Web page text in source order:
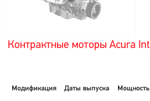
Контрактные моторы Acura
Модификация Даты выпуска